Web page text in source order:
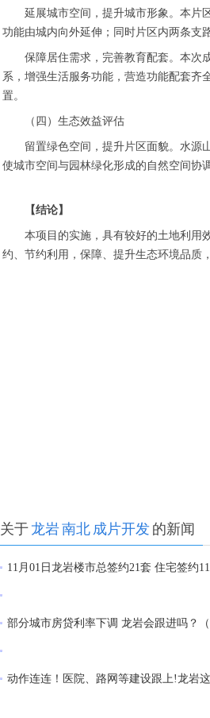
延展城市空间，提升城市形象。本片
功能由城内向外延伸；同时片区内两条支
保障居住需求，完善教育配套。本次
系，增强生活服务功能，营造功能配套齐
置。
（四）生态效益评估
留置绿色空间，提升片区面貌。水源
使城市空间与园林绿化形成的自然空间协
【结论】
本项目的实施，具有较好的土地利用
约、节约利用，保障、提升生态环境品质
关于 龙岩南北 成片开发 的新闻
11月01日龙岩楼市总签约21套 住宅签约
部分城市房贷利率下调 龙岩会跟进吗？
动作连连！医院、路网等建设跟上!龙岩